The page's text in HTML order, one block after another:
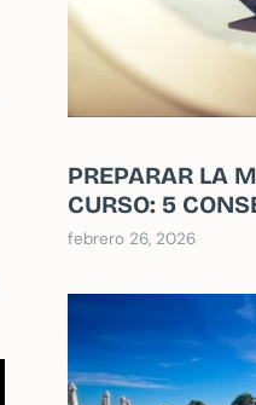
PREPARAR LA
CURSO: 5
febrero 26, 2026